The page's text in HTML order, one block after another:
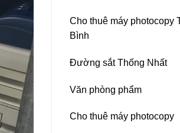
Cho thuê máy photocopy
Bình
Đường sắt Thống Nhất
Văn phòng phẩm
Cho thuê máy photocopy